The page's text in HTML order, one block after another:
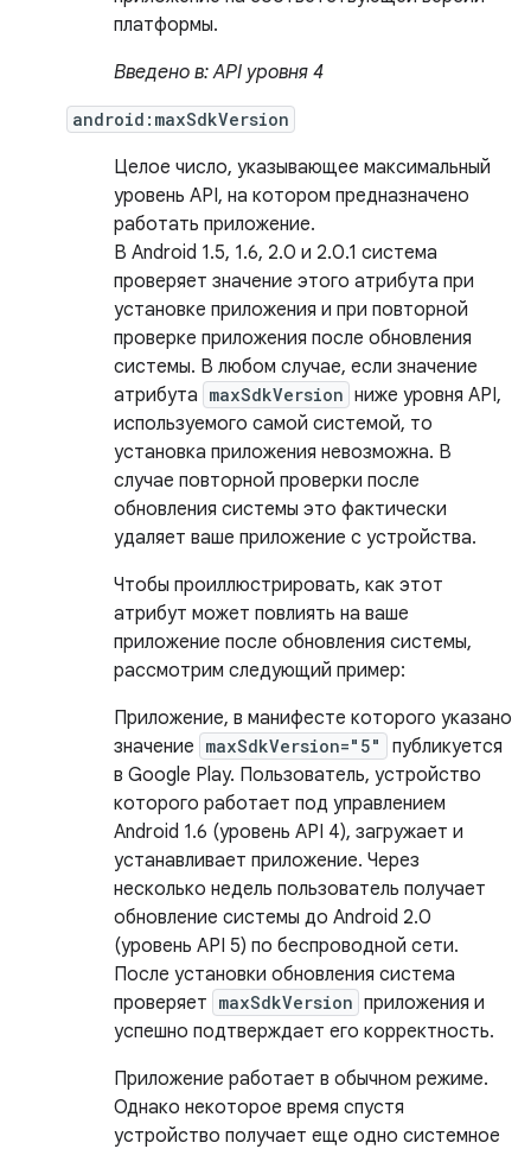
платформы.
Введено в: API уровня 4
android:maxSdkVersion
Целое число, указывающее максимальный
уровень API, на котором предназначено
работать приложение.
В Android 1.5, 1.6, 2.0 и 2.0.1 система
проверяет значение этого атрибута при
установке приложения и при повторной
проверке приложения после обновления
системы. В любом случае, если значение
атрибута maxSdkVersion ниже уровня API,
используемого самой системой, то
установка приложения невозможна. В
случае повторной проверки после
обновления системы это фактически
удаляет ваше приложение с устройства.
Чтобы проиллюстрировать, как этот
атрибут может повлиять на ваше
приложение после обновления системы,
рассмотрим следующий пример:
Приложение, в манифесте которого указано
значение maxSdkVersion="5"
публикуется
в Google Play. Пользователь, устройство
которого работает под управлением
Android 1.6 (уровень API 4), загружает и
устанавливает приложение. Через
несколько недель пользователь получает
обновление системы до Android 2.0
(уровень API 5) по беспроводной сети.
После установки обновления система
проверяет maxSdkVersion приложения и
успешно подтверждает его корректность.
Приложение работает в обычном режиме.
Однако некоторое время спустя
устройство получает еще одно системное